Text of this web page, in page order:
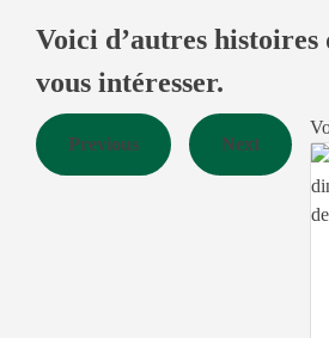
Voici d’autres
vous intéresser.
Previous
Next